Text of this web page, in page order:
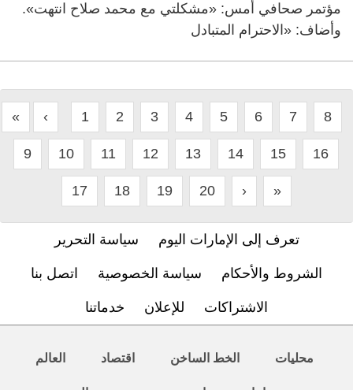
مؤتمر صحافي أمس: «مشكلتي مع محمد صلاح انتهت».
وأضاف: «الاحترام المتبادل
« ‹ 1 2 3 4 5 6 7 8
9 10 11 12 13 14 15 16
17 18 19 20 › »
تعرف إلى الإمارات اليوم سياسة التحرير
الشروط والأحكام سياسة الخصوصية اتصل بنا
الاشتراكات للإعلان خدماتنا
محليات الخط الساخن اقتصاد العالم